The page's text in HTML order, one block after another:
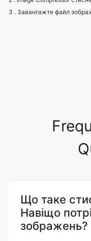
Що таке
Стиснення
усунення
даних